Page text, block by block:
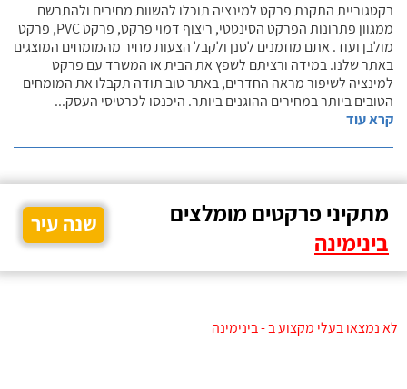
בקטגוריית התקנת פרקט למינציה תוכלו להשוות מחירים ולהתרשם
ממגוון פתרונות הפרקט הסינטטי, ריצוף דמוי פרקט, פרקט PVC, פרקט
מולבן ועוד. אתם מוזמנים לסנן ולקבל הצעות מחיר מהמומחים המוצגים
באתר שלנו. במידה ורציתם לשפץ את הבית או המשרד עם פרקט
למינציה לשיפור מראה החדרים, באתר טוב תודה תקבלו את המומחים
הטובים ביותר במחירים ההוגנים ביותר. היכנסו לכרטיסי העסק...
קרא עוד
מתקיני פרקטים מומלצים
בינימינה
שנה עיר
לא נמצאו בעלי מקצוע ב - בינימינה